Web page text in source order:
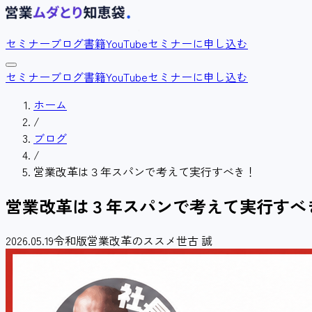
セミナーブログ書籍YouTubeセミナーに申し込む
セミナーブログ書籍YouTubeセミナーに申し込む
ホーム
/
ブログ
/
営業改革は３年スパンで考えて実行すべき！
営業改革は３年スパンで考えて実行すべ
2026.05.19令和版営業改革のススメ世古 誠